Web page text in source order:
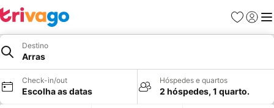
Favoritos
Iniciar
Destino
Arras
Check-in/out
Escolha as datas
Hóspedes e quartos
2 hóspedes, 1 quarto.